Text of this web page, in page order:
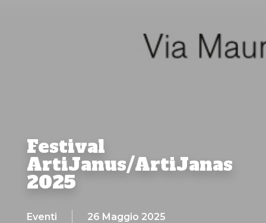
Festival
ArtiJanus/ArtiJanas
2025
Eventi 26 Maggio 2025